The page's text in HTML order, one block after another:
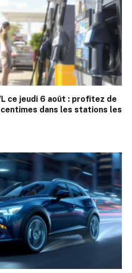
ce jeudi 6 août : profitez de
centimes dans les stations les